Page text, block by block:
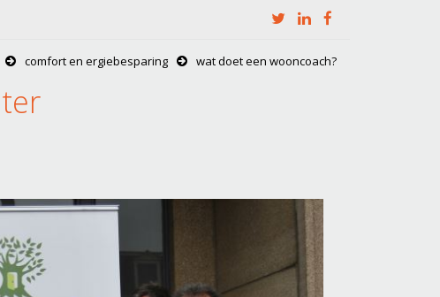
comfort en ergiebesparing wat doet een wooncoach?